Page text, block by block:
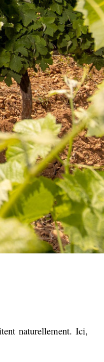
naturellement. Ici,